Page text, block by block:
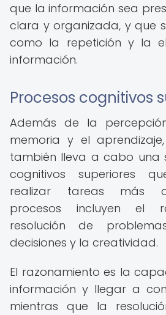
que la información sea
clara y organizada, y que
como la repetición y la
información.
Procesos cognitivos
Además de la
memoria y el
también lleva a cabo una
cognitivos superiores
realizar tareas más
procesos incluyen el
resolución de
decisiones y la creatividad.
El razonamiento es la
información y llegar a
mientras que la